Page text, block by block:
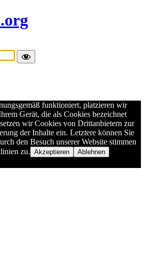
funktioniert, platzieren wir
Gerät, die als Cookies bezeichnet
wir Cookies von Drittanbietern zur
der Inhalte ein. Letztere können Sie
den Besuch unserer Website stimmen
zu. Akzeptieren
Ablehnen